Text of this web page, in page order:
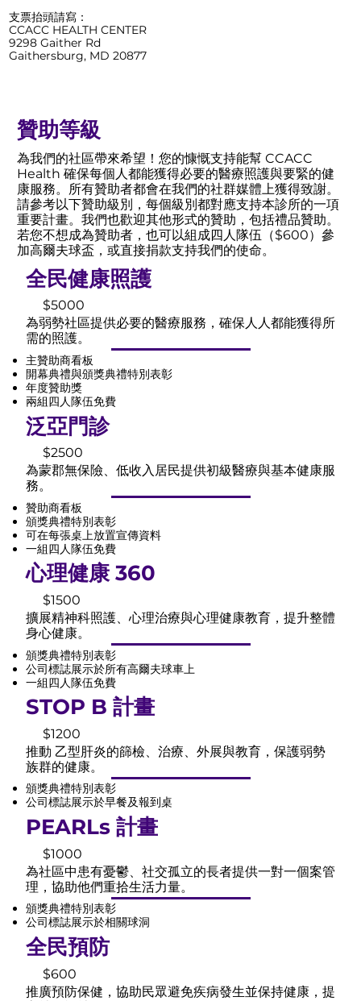
支票抬頭請寫：
CCACC HEALTH CENTER
9298 Gaither Rd
Gaithersburg, MD 20877
贊助等級
為我們的社區帶來希望！您的慷慨支持能幫 CCACC
Health 確保每個人都能獲得必要的醫療照護與要緊的健
康服務。所有贊助者都會在我們的社群媒體上獲得致謝。
請參考以下贊助級別，每個級別都對應支持本診所的一項
重要計畫。我們也歡迎其他形式的贊助，包括禮品贊助。
若您不想成為贊助者，也可以組成四人隊伍（$600）參
加高爾夫球盃，或直接捐款支持我們的使命。
全民健康照護
$5000
為弱勢社區提供必要的醫療服務，確保人人都能獲得所
需的照護。
主贊助商看板
開幕典禮與頒獎典禮特別表彰
年度贊助獎
兩組四人隊伍免費
泛亞門診
$2500
為蒙郡無保險、低收入居民提供初級醫療與基本健康服
務。
贊助商看板
頒獎典禮特別表彰
可在每張桌上放置宣傳資料
一組四人隊伍免費
心理健康 360
$1500
擴展精神科照護、心理治療與心理健康教育，提升整體
身心健康。
頒獎典禮特別表彰
公司標誌展示於所有高爾夫球車上
一組四人隊伍免費
STOP B 計畫
$1200
推動 乙型肝炎的篩檢、治療、外展與教育，保護弱勢
族群的健康。
頒獎典禮特別表彰
公司標誌展示於早餐及報到桌
PEARLs 計畫
$1000
為社區中患有憂鬱、社交孤立的長者提供一對一個案管
理，協助他們重拾生活力量。
頒獎典禮特別表彰
公司標誌展示於相關球洞
全民預防
$600
推廣預防保健，協助民眾避免疾病發生並保持健康，提